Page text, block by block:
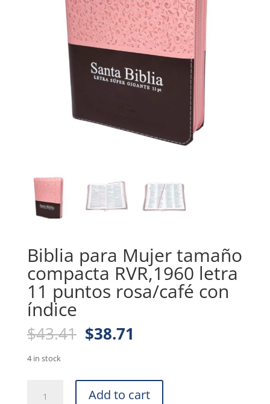
Biblia para Mujer tamaño
compacta RVR,1960 letra
11 puntos rosa/café con
índice
$43.41 Original
price
$43.41.
$38.71
$38.71.
4 in stock
Add to cart